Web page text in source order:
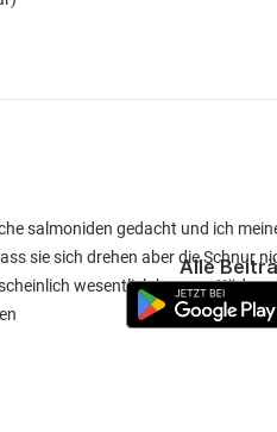
salmoniden gedacht und ich
sie sich drehen aber die Schnur
wesentlich bessere Köder,
Alle